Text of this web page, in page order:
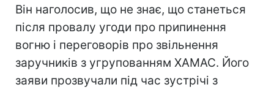
Він наголосив, що не знає, що станеться
після провалу угоди про припинення
вогню і переговорів про звільнення
заручників з угрупованням ХАМАС. Його
заяви прозвучали під час зустрічі з